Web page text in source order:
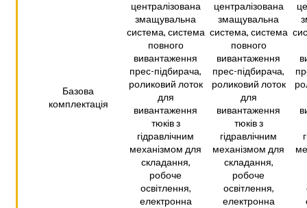
Базова
комплектація
централізована
змащувальна
система, система
повного
вивантаження
прес-підбирача,
роликовий лоток
для
вивантаження
тюків з
гідравлічним
механізмом для
складання,
робоче
освітлення,
електронна
централізована
змащувальна
система, система
повного
вивантаження
прес-підбирача,
роликовий лоток
для
вивантаження
тюків з
гідравлічним
механізмом для
складання,
робоче
освітлення,
електронна